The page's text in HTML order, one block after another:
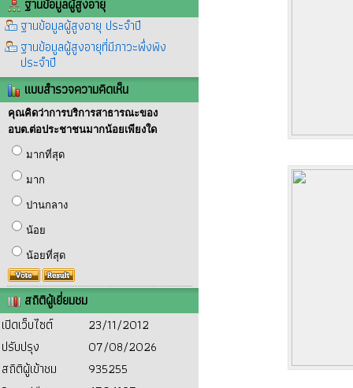
ฐานข้อมูลผู้สูงอายุ
ฐานข้อมูลผู้สูงอายุ ประจำปี
ฐานข้อมูลผู้สูงอายุที่มีภาวะพึ่งพิง
ประจำปี
แบบสำรวจความคิดเห็น
คุณคิดว่าการบริการสาธารณะของ
อบต.ต่อประชาชนมากน้อยเพียงใด
มากที่สุด
มาก
ปานกลาง
น้อย
น้อยที่สุด
สถิติผู้เยี่ยมชม
เปิดเว็บไซต์
23/11/2012
ปรับปรุง
07/08/2026
สถิติผู้เข้าชม
935255